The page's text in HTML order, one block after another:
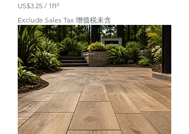
US$3.25 / 1ft²
1
平
方
英
尺
U
S
$
3
.
2
5
Exclude Sales Tax 增值税未含